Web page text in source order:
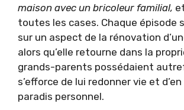
maison avec un bricoleur familial,
toutes les cases. Chaque épisode
sur un aspect de la rénovation
alors qu’elle retourne dans la
grands-parents possédaient
s’efforce de lui redonner vie et
paradis personnel.